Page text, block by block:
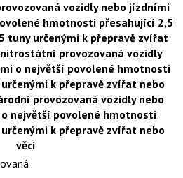
vozidly nebo jízdními
hmotnosti přesahující 2,5
tuny určenými k přepravě zvířat
provozovaná vozidly
o největší povolené hmotnosti
k přepravě zvířat nebo
provozovaná vozidly nebo
největší povolené hmotnosti
k přepravě zvířat nebo
věcí